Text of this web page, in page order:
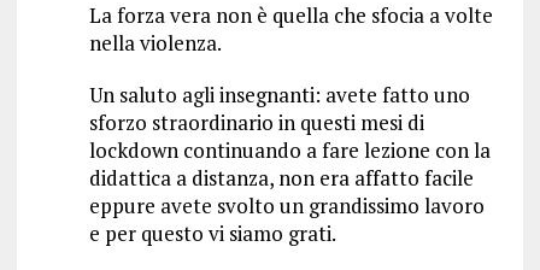
La forza vera non è quella che sfocia a volte
nella violenza.
Un saluto agli insegnanti: avete fatto uno
sforzo straordinario in questi mesi di
lockdown continuando a fare lezione con la
didattica a distanza, non era affatto facile
eppure avete svolto un grandissimo lavoro
e per questo vi siamo grati.